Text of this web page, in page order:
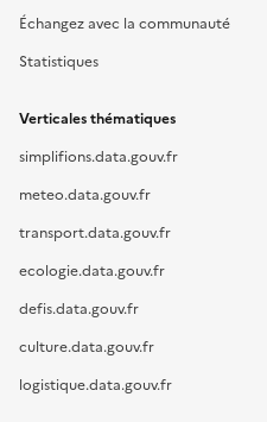
Échangez avec la communauté
Statistiques
Verticales thématiques
simplifions.data.gouv.fr
meteo.data.gouv.fr
transport.data.gouv.fr
ecologie.data.gouv.fr
defis.data.gouv.fr
culture.data.gouv.fr
logistique.data.gouv.fr